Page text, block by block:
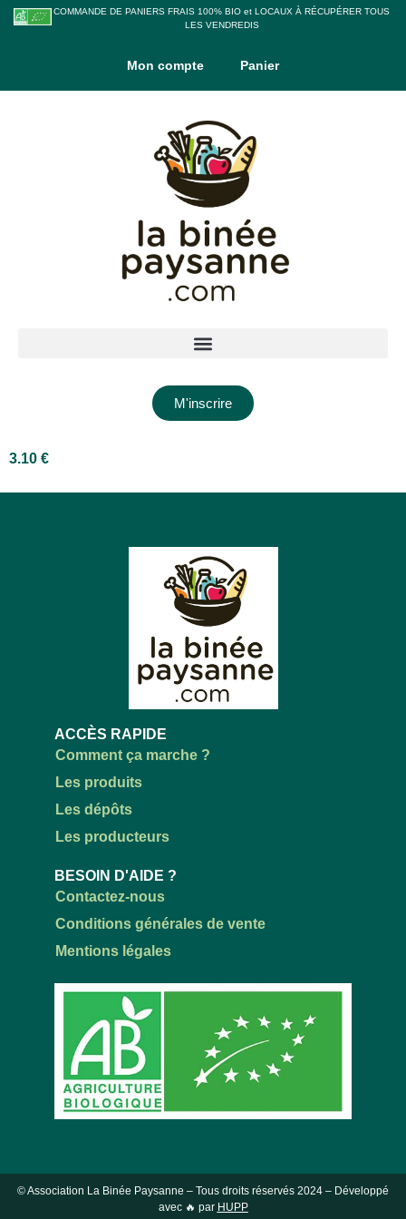
COMMANDE DE PANIERS FRAIS 100% BIO et LOCAUX À RÉCUPÉRER TOUS
LES VENDREDIS
Mon compte Panier
M'inscrire
3.10 €
ACCÈS RAPIDE
Comment ça marche ?
Les produits
Les dépôts
Les producteurs
BESOIN D'AIDE ?
Contactez-nous
Conditions générales de vente
Mentions légales
© Association La Binée Paysanne – Tous droits réservés 2024 – Développé
avec 🔥 par HUPP